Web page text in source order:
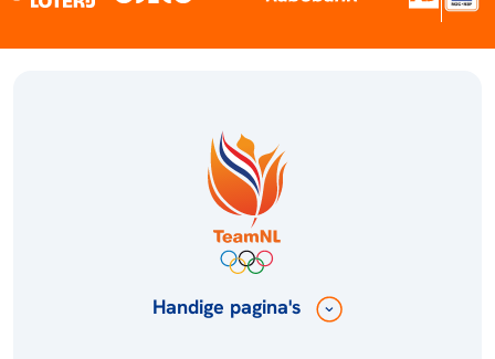
Handige pagina's